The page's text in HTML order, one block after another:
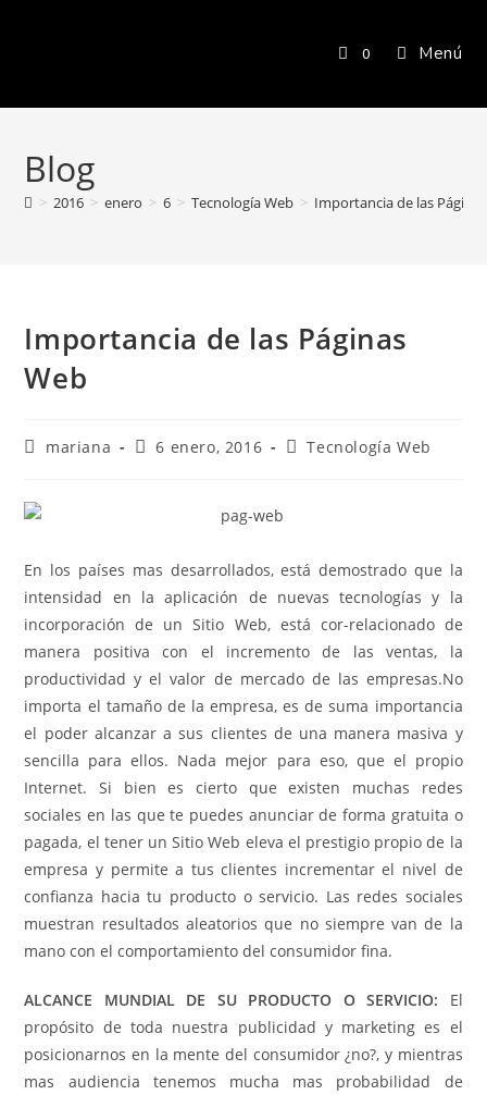
0 Menú
Blog
> 2016 > enero > 6 > Tecnología Web > Importancia de las
Importancia de las Páginas
Web
mariana 6 enero, 2016 Tecnología Web
En los países mas desarrollados, está demostrado que la
intensidad en la aplicación de nuevas tecnologías y la
incorporación de un Sitio Web, está cor-relacionado de
manera positiva con el incremento de las ventas, la
productividad y el valor de mercado de las empresas.No
importa el tamaño de la empresa, es de suma importancia
el poder alcanzar a sus clientes de una manera masiva y
sencilla para ellos. Nada mejor para eso, que el propio
Internet. Si bien es cierto que existen muchas redes
sociales en las que te puedes anunciar de forma gratuita o
pagada, el tener un Sitio Web eleva el prestigio propio de la
empresa y permite a tus clientes incrementar el nivel de
confianza hacia tu producto o servicio. Las redes sociales
muestran resultados aleatorios que no siempre van de la
mano con el comportamiento del consumidor fina.
ALCANCE MUNDIAL DE SU PRODUCTO O SERVICIO: El
propósito de toda nuestra publicidad y marketing es el
posicionarnos en la mente del consumidor ¿no?, y mientras
mas audiencia tenemos mucha mas probabilidad de